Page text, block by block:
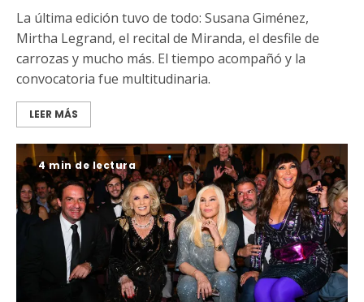
La última edición tuvo de todo: Susana Giménez,
Mirtha Legrand, el recital de Miranda, el desfile de
carrozas y mucho más. El tiempo acompañó y la
convocatoria fue multitudinaria.
LEER MÁS
4 min de lectura